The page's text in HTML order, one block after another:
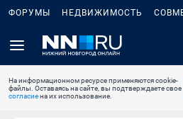
ФОРУМЫ НЕДВИЖИМОСТЬ
На информационном ресурсе применяются cookie-
файлы. Оставаясь на сайте, вы подтверждаете свое
согласиена их использование.